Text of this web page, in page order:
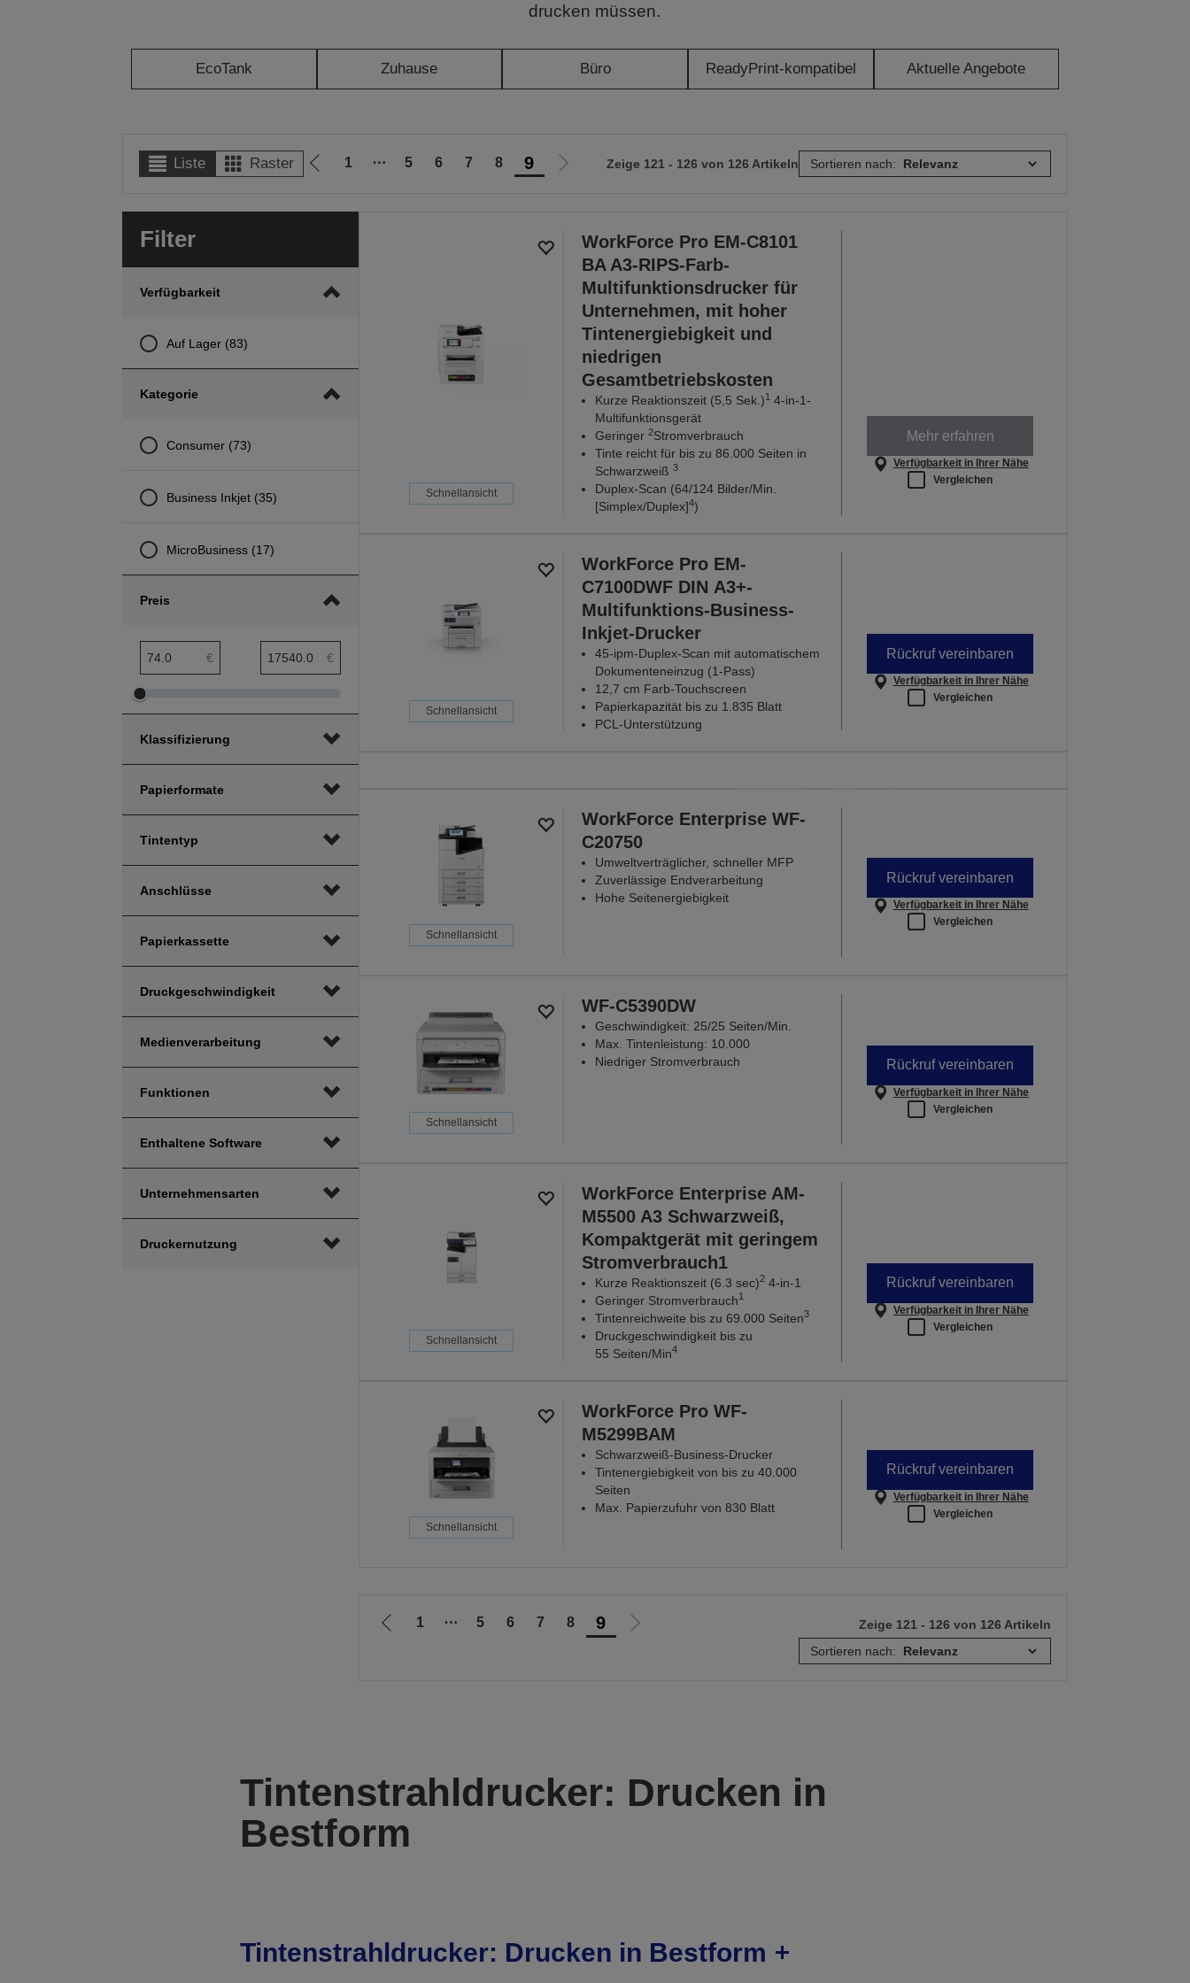
drucken müssen.
EcoTank Zuhause Büro ReadyPrint-kompatibel Aktuelle Angebote
Liste Raster
Zur
Seite
1 ⋯ 5 6 7 8 9
Zur
Zeige 121 - 126 von 126 Artikeln Sortieren nach:
Filter
Verfügbarkeit
Auf Lager (83)
Kategorie
Consumer (73)
Business Inkjet (35)
MicroBusiness (17)
Preis
€ €
Preis
Bereich
anpassen
Preis
Bereich
anpassen
Klassifizierung
Papierformate
Tintentyp
Anschlüsse
Papierkassette
Druckgeschwindigkeit
Medienverarbeitung
Funktionen
Enthaltene Software
Unternehmensarten
Druckernutzung
Schnellansicht
WorkForce Pro EM-C8101
BA A3-RIPS-Farb-
Multifunktionsdrucker für
Unternehmen, mit hoher
Tintenergiebigkeit und
niedrigen
Gesamtbetriebskosten
Kurze Reaktionszeit (5,5 Sek.)14-in-1-
Multifunktionsgerät
Geringer 2Stromverbrauch
Tinte reicht für bis zu 86.000 Seiten in
Schwarzweiß 3
Duplex-Scan (64/124 Bilder/Min.
[Simplex/Duplex]4)
Mehr erfahren
Verfügbarkeit in Ihrer Nähe
Vergleichen
Schnellansicht
WorkForce Pro EM-
C7100DWF DIN A3+-
Multifunktions-Business-
Inkjet-Drucker
45-ipm-Duplex-Scan mit automatischem
Dokumenteneinzug (1-Pass)
12,7 cm Farb-Touchscreen
Papierkapazität bis zu 1.835 Blatt
PCL-Unterstützung
Rückruf vereinbaren
Verfügbarkeit in Ihrer Nähe
Vergleichen
Schulanfang
ALLE ANGEBOTE ENTDECKEN
Schnellansicht
WorkForce Enterprise WF-
C20750
Umweltverträglicher, schneller MFP
Zuverlässige Endverarbeitung
Hohe Seitenergiebigkeit
Rückruf vereinbaren
Verfügbarkeit in Ihrer Nähe
Vergleichen
Schnellansicht
WF-C5390DW
Geschwindigkeit: 25/25 Seiten/Min.
Max. Tintenleistung: 10.000
Niedriger Stromverbrauch
Rückruf vereinbaren
Verfügbarkeit in Ihrer Nähe
Vergleichen
Schnellansicht
WorkForce Enterprise AM-
M5500 A3 Schwarzweiß,
Kompaktgerät mit geringem
Stromverbrauch1
Kurze Reaktionszeit (6.3 sec)24-in-1
Geringer Stromverbrauch1
Tintenreichweite bis zu 69.000 Seiten3
Druckgeschwindigkeit bis zu
55 Seiten/Min4
Rückruf vereinbaren
Verfügbarkeit in Ihrer Nähe
Vergleichen
Schnellansicht
WorkForce Pro WF-
M5299BAM
Schwarzweiß-Business-Drucker
Tintenergiebigkeit von bis zu 40.000
Seiten
Max. Papierzufuhr von 830 Blatt
Rückruf vereinbaren
Verfügbarkeit in Ihrer Nähe
Vergleichen
Zur
1 ⋯ 5 6 7 8 9
Zur
Zeige 121 - 126 von 126 Artikeln
Sortieren nach:
Tintenstrahldrucker: Drucken in
Bestform
Tintenstrahldrucker: Drucken in Bestform